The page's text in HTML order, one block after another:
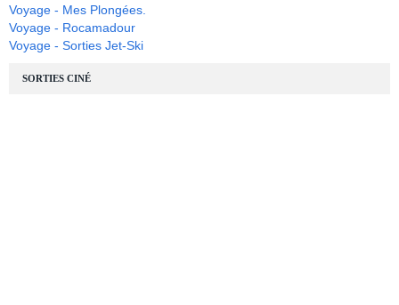
Voyage - Mes Plongées.
Voyage - Rocamadour
Voyage - Sorties Jet-Ski
SORTIES CINÉ